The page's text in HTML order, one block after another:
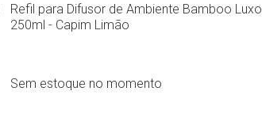
Refil para Difusor de Ambiente Bamboo Luxo
250ml - Capim Limão
Sem estoque no momento